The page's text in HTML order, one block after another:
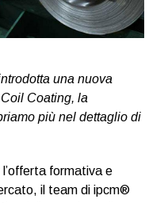
una nuova
Coating, la
più nel dettaglio di
formativa e
il team di ipcm®